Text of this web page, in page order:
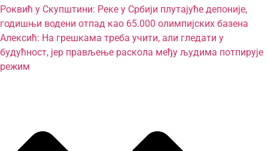
Роквић у Скупштини: Реке у Србији плутајуће депоније,
годишњи водени отпад као 65.000 олимпијских базена
Алексић: На грешкама треба учити, али гледати у
будућност, јер прављење раскола међу људима потпирује
режим